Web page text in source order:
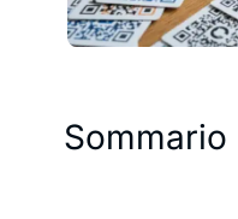
Sommario